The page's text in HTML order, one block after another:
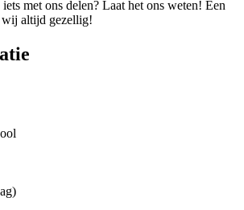
met ons delen? Laat het ons weten! Een
wij altijd gezellig!